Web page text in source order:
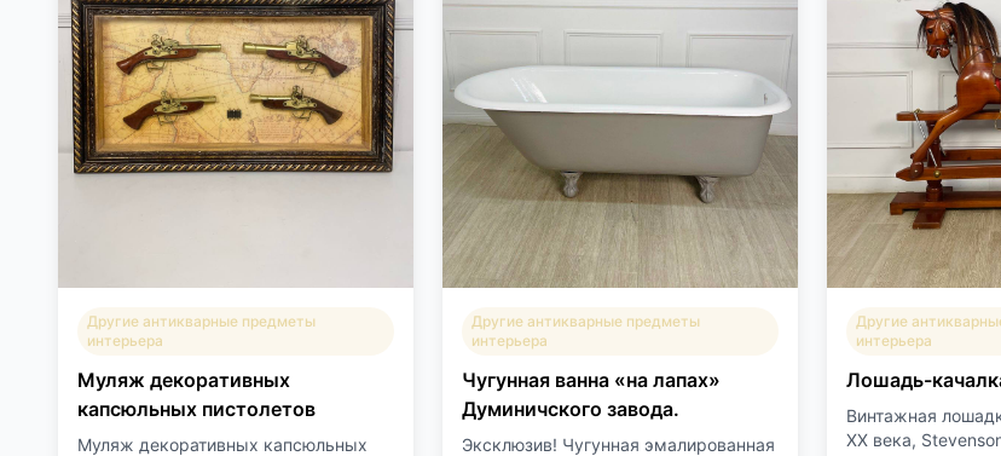
Другие антикварные предметы
интерьера
Муляж декоративных
капсюльных пистолетов
Муляж декоративных капсюльных
Другие антикварные предметы
интерьера
Чугунная ванна «на лапах»
Думиничского завода.
Эксклюзив! Чугунная эмалированная
Другие
интерьера
Лошадь-
Винтажная
XX века,